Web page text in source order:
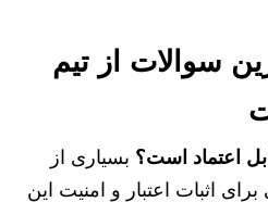
سوالات از تیم
اعتماد است؟ بسیاری از
برای اثبات اعتبار و امنیت این